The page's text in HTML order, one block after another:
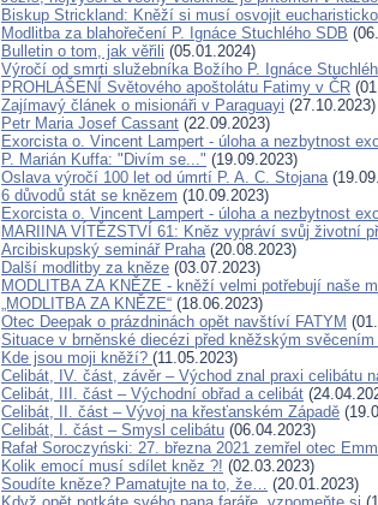
Biskup Strickland: Kněží si musí osvojit
Modlitba za blahořečení P. Ignáce Stuchlého SDB
Bulletin o tom, jak věřili (05.01.2024)
Výročí od smrti služebníka Božího P. Ignáce
PROHLÁŠENÍ Světového apoštolátu Fatimy v ČR
Zajímavý článek o misionáři v Paraguayi (27.10.2023)
Petr Maria Josef Cassant (22.09.2023)
Exorcista o. Vincent Lampert - úloha a nezbytnost
P. Marián Kuffa: "Divím se..." (19.09.2023)
Oslava výročí 100 let od úmrtí P. A. C. Stojana
6 důvodů stát se knězem (10.09.2023)
Exorcista o. Vincent Lampert - úloha a nezbytnost
MARIINA VÍTĚZSTVÍ 61: Kněz vypráví svůj životní
Arcibiskupský seminář Praha(20.08.2023)
Další modlitby za kněze (03.07.2023)
MODLITBA ZA KNĚZE - kněží velmi potřebují naše
„MODLITBA ZA KNĚZE“ (18.06.2023)
Otec Deepak o prázdninách opět navštíví FATYM
Situace v brněnské diecézi před kněžským svěcením
Kde jsou moji kněží? (11.05.2023)
Celibát, IV. část, závěr – Východ znal praxi celibátu
Celibát, III. část – Východní obřad a celibát
Celibát, II. část – Vývoj na křesťanském Západě
Celibát, I. část – Smysl celibátu (06.04.2023)
Rafał Soroczyński: 27. března 2021 zemřel otec
Kolik emocí musí sdílet kněz ?! (02.03.2023)
Soudíte kněze? Pamatujte na to, že… (20.01.2023)